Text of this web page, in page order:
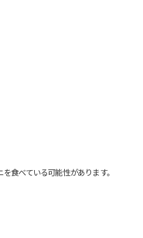
食べている可能性があります。